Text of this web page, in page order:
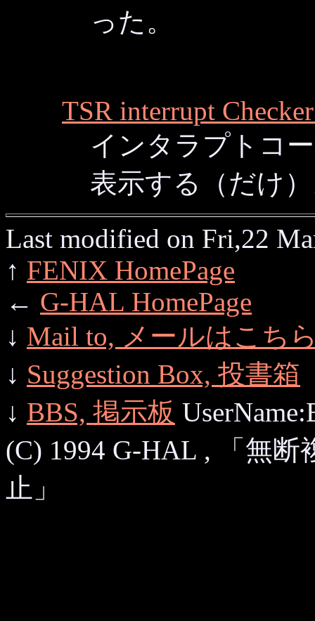
った。
TSR interrupt
インタラプトコ
表示する（だけ
Last modified on Fri,22
↑ FENIX HomePage
← G-HAL HomePage
↓ Mail to, メールはこち
↓ Suggestion Box, 投書箱
↓ BBS, 掲示板
(C) 1994 G-HAL , 「無
止」